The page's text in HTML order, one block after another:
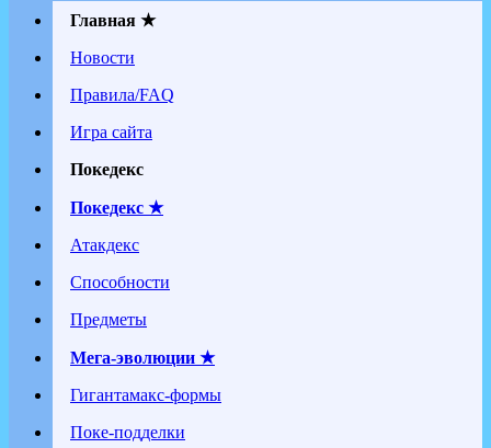
Главная ★
Новости
Правила/FAQ
Игра сайта
Покедекс
Покедекс ★
Атакдекс
Способности
Предметы
Мега-эволюции ★
Гигантамакс-формы
Поке-подделки